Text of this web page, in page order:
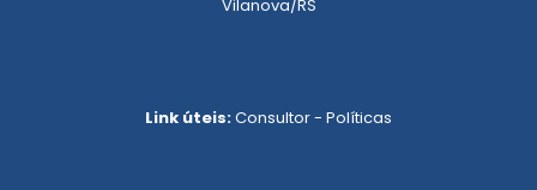
Vilanova/RS
Link úteis:Consultor- Políticas